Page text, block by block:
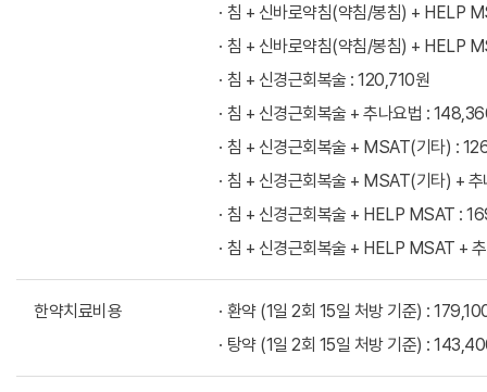
침 + 신바로약침(약침/봉침) + HELP
침 + 신바로약침(약침/봉침) + HELP
침 + 신경근회복술 : 120,710원
침 + 신경근회복술 + 추나요법 :
침 + 신경근회복술 + MSAT(기타) :
침 + 신경근회복술 + MSAT(기타) +
침 + 신경근회복술 + HELP MSAT :
침 + 신경근회복술 + HELP MSAT +
한약치료비용
환약 (1일 2회 15일 처방 기준) :
탕약 (1일 2회 15일 처방 기준) :